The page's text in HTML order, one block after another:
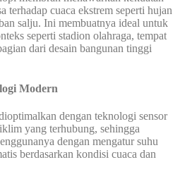
terhadap cuaca ekstrem seperti hujan
salju. Ini membuatnya ideal untuk
seperti stadion olahraga, tempat
dari desain bangunan tinggi
Modern
dengan teknologi sensor
yang terhubung, sehingga
dengan mengatur suhu
berdasarkan kondisi cuaca dan